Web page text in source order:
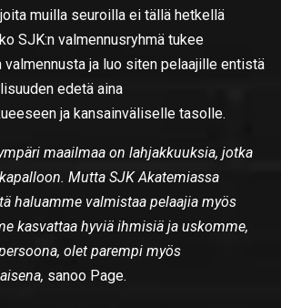
muilla seuroilla ei tällä hetkellä
SJK:n valmennusryhmä tukee
valmennusta ja luo siten pelaajille entistä
edetä aina
ja kansainväliselle tasolle.
maailmaa on lahjakkuuksia, jotka
Mutta SJK Akatemiassa
haluamme valmistaa pelaajia myös
kasvattaa hyviä ihmisiä ja uskomme,
olet parempi myös
sanoo Page.